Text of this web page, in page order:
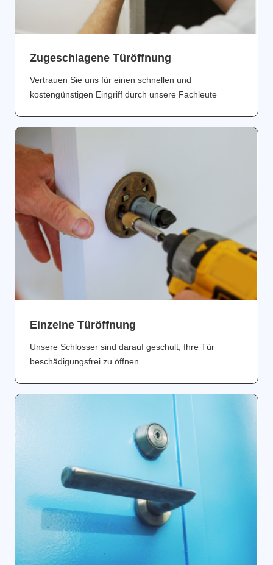
Zugeschlagene Türöffnung
Vertrauen Sie uns für einen schnellen und
kostengünstigen Eingriff durch unsere Fachleute
Einzelne Türöffnung
Unsere Schlosser sind darauf geschult, Ihre Tür
beschädigungsfrei zu öffnen